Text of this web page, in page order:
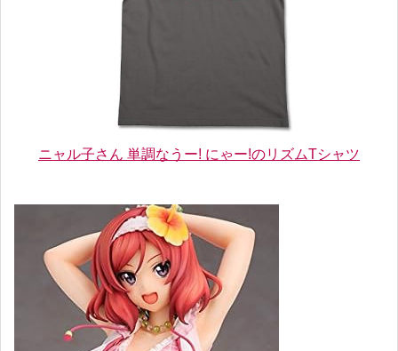
ニャル子さん 単調なうー! にゃー!のリズムTシャツ